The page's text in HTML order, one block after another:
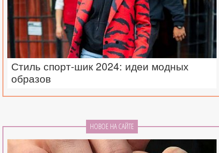
Стиль спорт-шик 2024: идеи модных
образов
НОВОЕ НА САЙТЕ